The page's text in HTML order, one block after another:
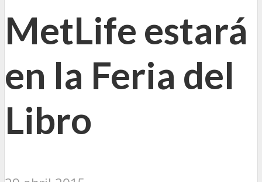
MetLife estará
en la Feria del
Libro